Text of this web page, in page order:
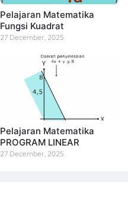
Pelajaran Matematika
Fungsi Kuadrat
27 December, 2025
Pelajaran Matematika
PROGRAM LINEAR
27 December, 2025